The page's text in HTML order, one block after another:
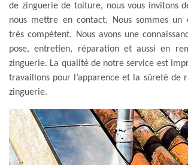
de zinguerie de toiture, nous vous invitons
nous mettre en contact. Nous sommes un
très compétent. Nous avons une
pose, entretien, réparation et aussi en
zinguerie. La qualité de notre service est
travaillons pour l’apparence et la sûreté de
zinguerie.